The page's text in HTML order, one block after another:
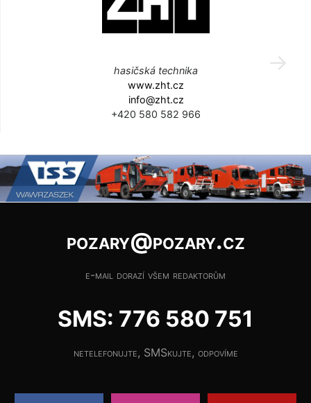
hasičská technika
www.zht.cz
info@zht.cz
+420 580 582 966
pozary@pozary.cz
e-mail dorazí všem redaktorům
SMS: 776 580 751
netelefonujte, SMSkujte, odpovíme